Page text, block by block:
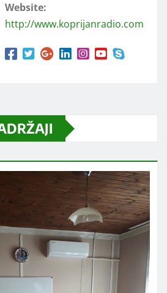
Website:
http://www.koprijanradio.com